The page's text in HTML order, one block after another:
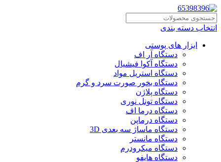
انتخاب دسته بندی
ابزار های پوستی
دستگاه آر اف
دستگاه آکوا فیشیال
دستگاه استریل مواد
دستگاه بخور صورت سرد و گرم
دستگاه پلاژن
دستگاه تونل نوری
دستگاه درما اف
دستگاه درماپن
دستگاه ماساژ سه بعدی 3D
دستگاه مانستر
دستگاه میکرودرم
دستگاه هایفو